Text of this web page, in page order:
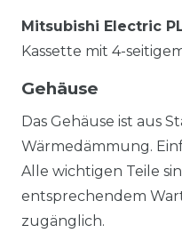
Mitsubishi Electric
Kassette mit 4-
Gehäuse
Das Gehäuse ist aus
Wärmedämmung.
Alle wichtigen Teile
entsprechendem
zugänglich.